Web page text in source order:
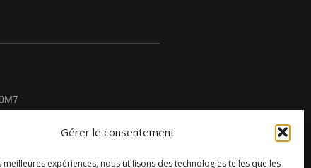
Gérer le consentement
meilleures expériences, nous utilisons des technologies telles que les